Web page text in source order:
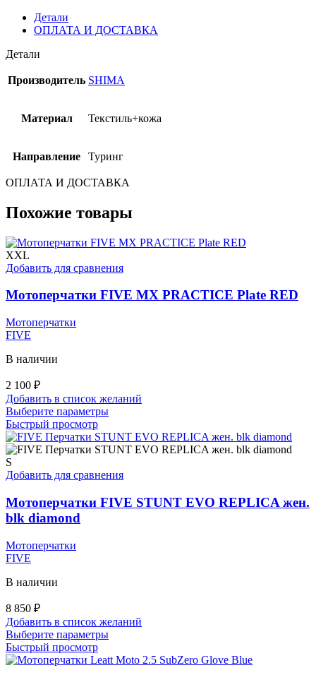
Детали
ОПЛАТА И ДОСТАВКА
Детали
Производитель SHIMA
Материал Текстиль+кожа
Направление Туринг
ОПЛАТА И ДОСТАВКА
Похожие товары
XXL
Добавить для сравнения
Мотоперчатки FIVE MX PRACTICE Plate RED
Мотоперчатки
FIVE
В наличии
2 100 ₽
Добавить в список желаний
Выберите параметрыЭтот
имеет
несколько
Опции
выбрать
на
Быстрый просмотр
S
Добавить для сравнения
Мотоперчатки FIVE STUNT EVO REPLICA жен.
blk diamond
Мотоперчатки
FIVE
В наличии
8 850 ₽
Добавить в список желаний
Выберите параметрыЭтот
имеет
Быстрый просмотр